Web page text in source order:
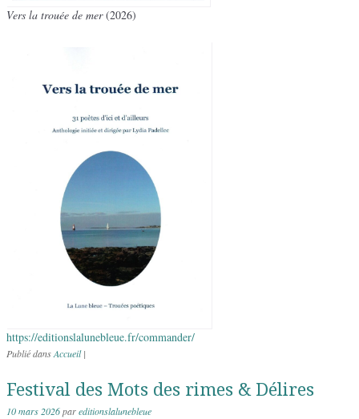
Vers la trouée de mer(2026)
https://editionslalunebleue.fr/commander/:
Publié dansAccueil |
Festival des Mots des rimes & Délires
10 mars 2026pareditionslalunebleue